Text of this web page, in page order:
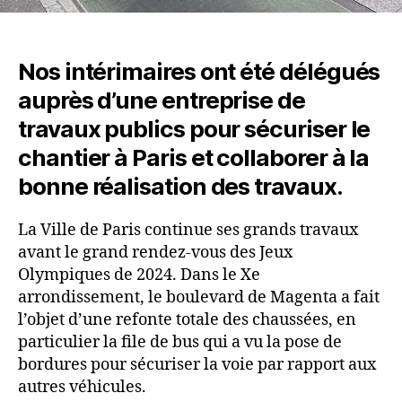
Nos intérimaires ont été délégués
auprès d’une entreprise de
travaux publics pour sécuriser le
chantier à Paris et collaborer à la
bonne réalisation des travaux.
La Ville de Paris continue ses grands travaux
avant le grand rendez-vous des Jeux
Olympiques de 2024. Dans le Xe
arrondissement, le boulevard de Magenta a fait
l’objet d’une refonte totale des chaussées, en
particulier la file de bus qui a vu la pose de
bordures pour sécuriser la voie par rapport aux
autres véhicules.